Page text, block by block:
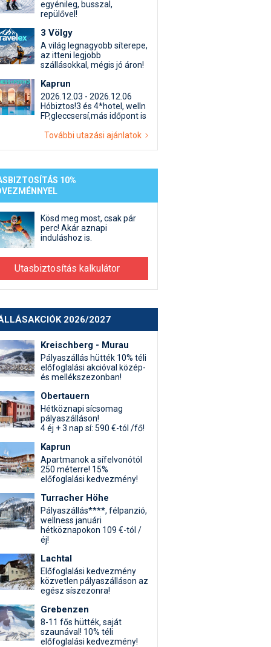
Termékkereső
egyéb síeléshez kapcsolódó téma
kapcsolatos kérdések és válaszok
beszélgetések
egyénileg, busszal,
repülővel!
3 Völgy
A világ legnagyobb síterepe,
az itteni legjobb
szállásokkal, mégis jó áron!
Kaprun
2026.12.03 - 2026.12.06
Hóbiztos!3 és 4*hotel, welln
FP,gleccsersí,más időpont is
További utazási ajánlatok
10%
Kösd meg most, csak pár
perc! Akár aznapi
induláshoz is.
Utasbiztosítás kalkulátor
2026/2027
Kreischberg - Murau
Pályaszállás hütték 10% téli
előfoglalási akcióval közép-
és mellékszezonban!
Obertauern
Hétköznapi sícsomag
pályaszálláson!
4 éj + 3 nap sí: 590 €-tól /fő!
Kaprun
Apartmanok a sífelvonótól
250 méterre! 15%
előfoglalási kedvezmény!
Turracher Höhe
Pályaszállás****, félpanzió,
wellness januári
hétköznapokon 109 €-tól /
éj!
Lachtal
Előfoglalási kedvezmény
közvetlen pályaszálláson az
egész síszezonra!
Grebenzen
8-11 fős hütték, saját
szaunával! 10% téli
előfoglalási kedvezmény!